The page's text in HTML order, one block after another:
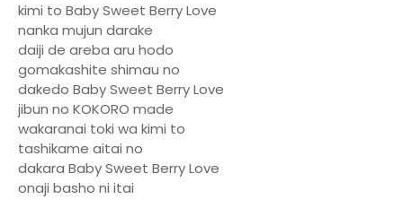
kimi to Baby Sweet Berry Love
nanka mujun darake
daiji de areba aru hodo
gomakashite shimau no
dakedo Baby Sweet Berry Love
jibun no KOKORO made
wakaranai toki wa kimi to
tashikame aitai no
dakara Baby Sweet Berry Love
onaji basho ni itai